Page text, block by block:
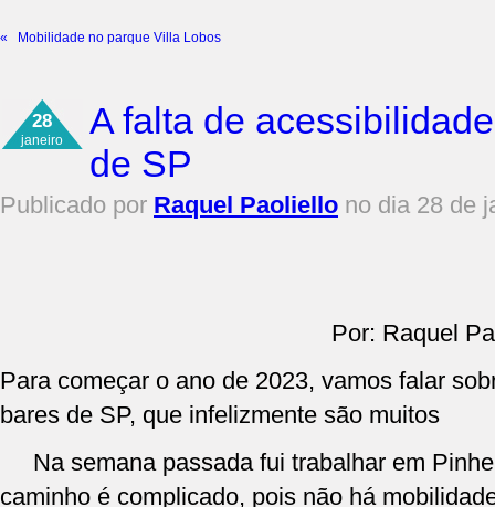
« Mobilidade no parque Villa Lobos
28
janeiro
A falta de
de SP
Publicado por Raquel Paoliello no dia 28 de
Por: Raquel
Para começar o ano de 2023, vamos falar
bares de SP, que infelizmente são muitos
Na semana passada fui trabalhar em
caminho é complicado, pois não há